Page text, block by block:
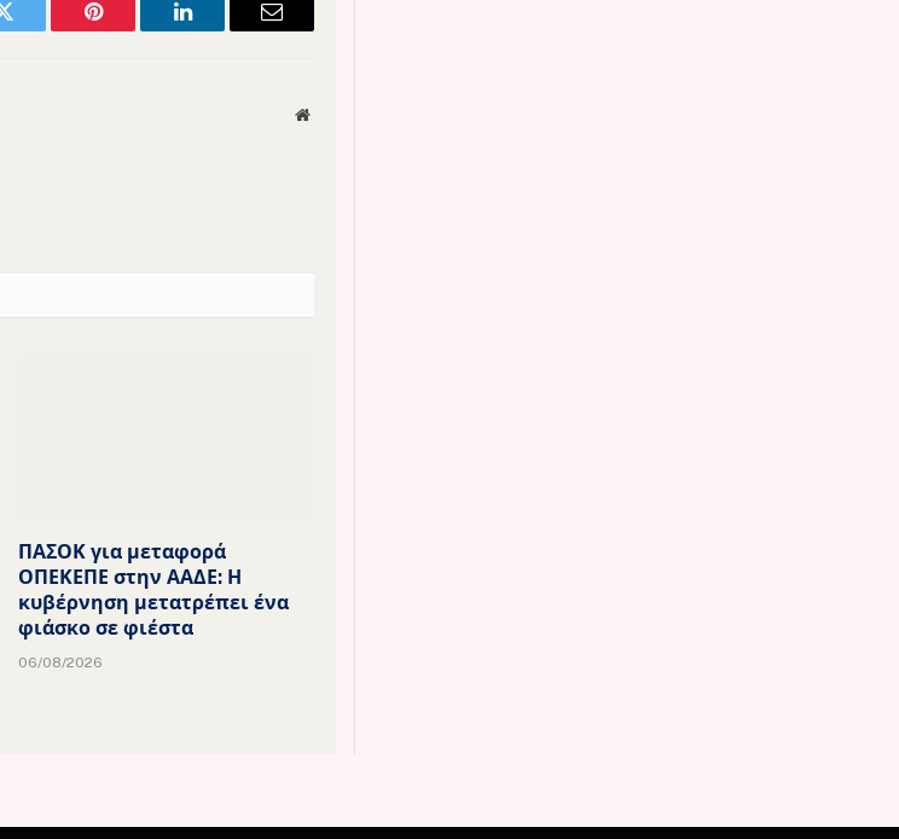
Twitter Pinterest LinkedIn Email
Website
ΠΑΣΟΚ για μεταφορά
ΟΠΕΚΕΠΕ στην ΑΑΔΕ: Η
κυβέρνηση μετατρέπει ένα
φιάσκο σε φιέστα
06/08/2026